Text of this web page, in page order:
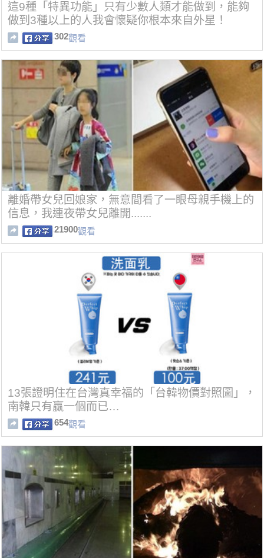
這9種「特異功能」只有少數人類才能做到，能夠
做到3種以上的人我會懷疑你根本來自外星！
302觀看
離婚帶女兒回娘家，無意間看了一眼母親手機上的
信息，我連夜帶女兒離開.......
21900觀看
13張證明住在台灣真幸福的「台韓物價對照圖」，
南韓只有贏一個而已…
654觀看